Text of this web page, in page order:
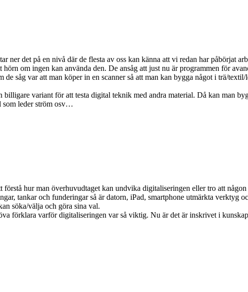
ner det på en nivå där de flesta av oss kan känna att vi redan har påbörjat
om ingen kan använda den. De ansåg att just nu är programmen för
de såg var att man köper in en scanner så att man kan bygga något i trä/
billigare variant för att testa digital teknik med andra material. Då kan man
som leder ström osv…
förstå hur man överhuvudtaget kan undvika digitaliseringen eller tro att
tankar och funderingar så är datorn, iPad, smartphone utmärkta
söka/välja och göra sina val.
förklara varför digitaliseringen var så viktig. Nu är det är inskrivet i